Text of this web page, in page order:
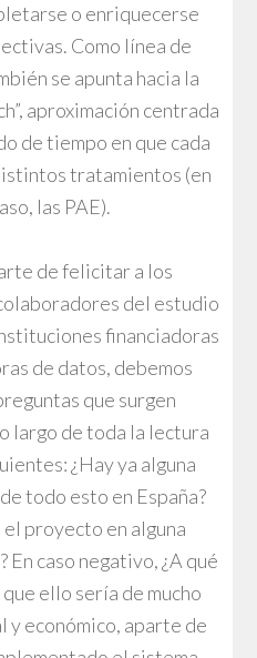
o enriquecerse
Como línea de
se apunta hacia la
aproximación centrada
de tiempo en que cada
tratamientos (en
las PAE).
de felicitar a los
del estudio
financiadoras
de datos, debemos
que surgen
largo de toda la lectura
¿Hay ya alguna
todo esto en España?
el proyecto en alguna
En caso negativo, ¿A qué
ello sería de mucho
y económico, aparte de